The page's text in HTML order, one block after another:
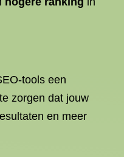
tools een
zorgen dat jouw
en meer